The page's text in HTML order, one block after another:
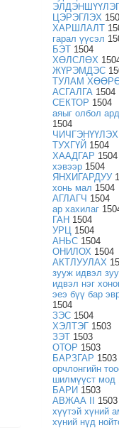
ЦЭРЭГЛЭХ
ХАРШЛАЛТ
гарал үүсэл
БЭТ 1504
ХӨЛСЛӨХ
ЖҮРЭМДЭС
ТУЛАМ
АСГАЛГА 1504
СЕКТОР 1504
аяыг олбол
1504
ЧИЧГЭНҮҮЛЭХ
ТУХГҮЙ 1504
ХААДГАР 1504
хэвээр 1504
ЯНХИГАРДУУ
хонь мал 1504
АГЛАГЧ 1504
ар хахилаг
ГАН 1504
УРЦ 1504
АНЬС 1504
ОНИЛОХ 1504
АКТЛУУЛАХ
зууж идвэл
идвэл нэг
эеэ бүү бар
1504
ЗЭС 1504
ХЭЛТЭГ 1503
ЗЭТ 1503
ОТОР 1503
БАРЗГАР 1503
орчлонгийн
шилмүүст мод
БАРИ 1503
АВЖАА II
1503
хүүтэй хүний
хүний нүд